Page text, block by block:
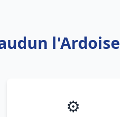
l'Ardoise
⚙️